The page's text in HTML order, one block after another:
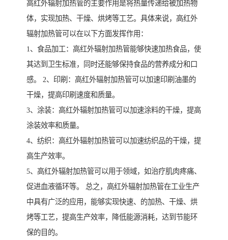
高红外辐射加热管的主要作用是将热量传递给被加热物
体，实现加热、干燥、烘烤等工艺。具体来说，高红外
辐射加热管可以在以下方面发挥作用：
1、食品加工：高红外辐射加热管能够快速加热食品，使
其达到卫生标准，同时还能够保持食品的营养成分和口
感。 2、印刷：高红外辐射加热管可以加速印刷油墨的
干燥，提高印刷速度和质量。
3、涂装：高红外辐射加热管可以加速涂料的干燥，提高
涂装效率和质量。
4、纺织：高红外辐射加热管可以加速纺织品的干燥，提
高生产效率。
5、高红外辐射加热管可以用于领域，如治疗肌肉疼痛、
促进血液循环等。 总之，高红外辐射加热管在工业生产
中具有广泛的应用，能够实现快速、的加热、干燥、烘
烤等工艺，提高生产效率，降低能源消耗，达到节能环
保的目的。